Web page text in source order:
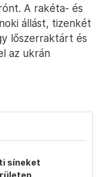
A rakéta- és
állást, tizenkét
lőszerraktárt és
az ukrán
síneket